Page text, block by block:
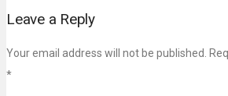
Leave a Reply
Your email address will not be published.
*